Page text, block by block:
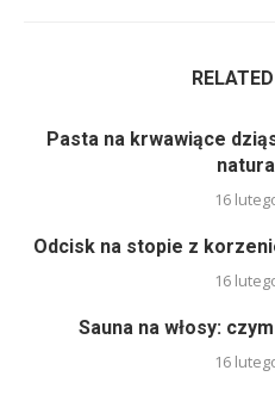
Pasta na krwawiące
16
Odcisk na stopie z
16
Sauna na włosy:
16